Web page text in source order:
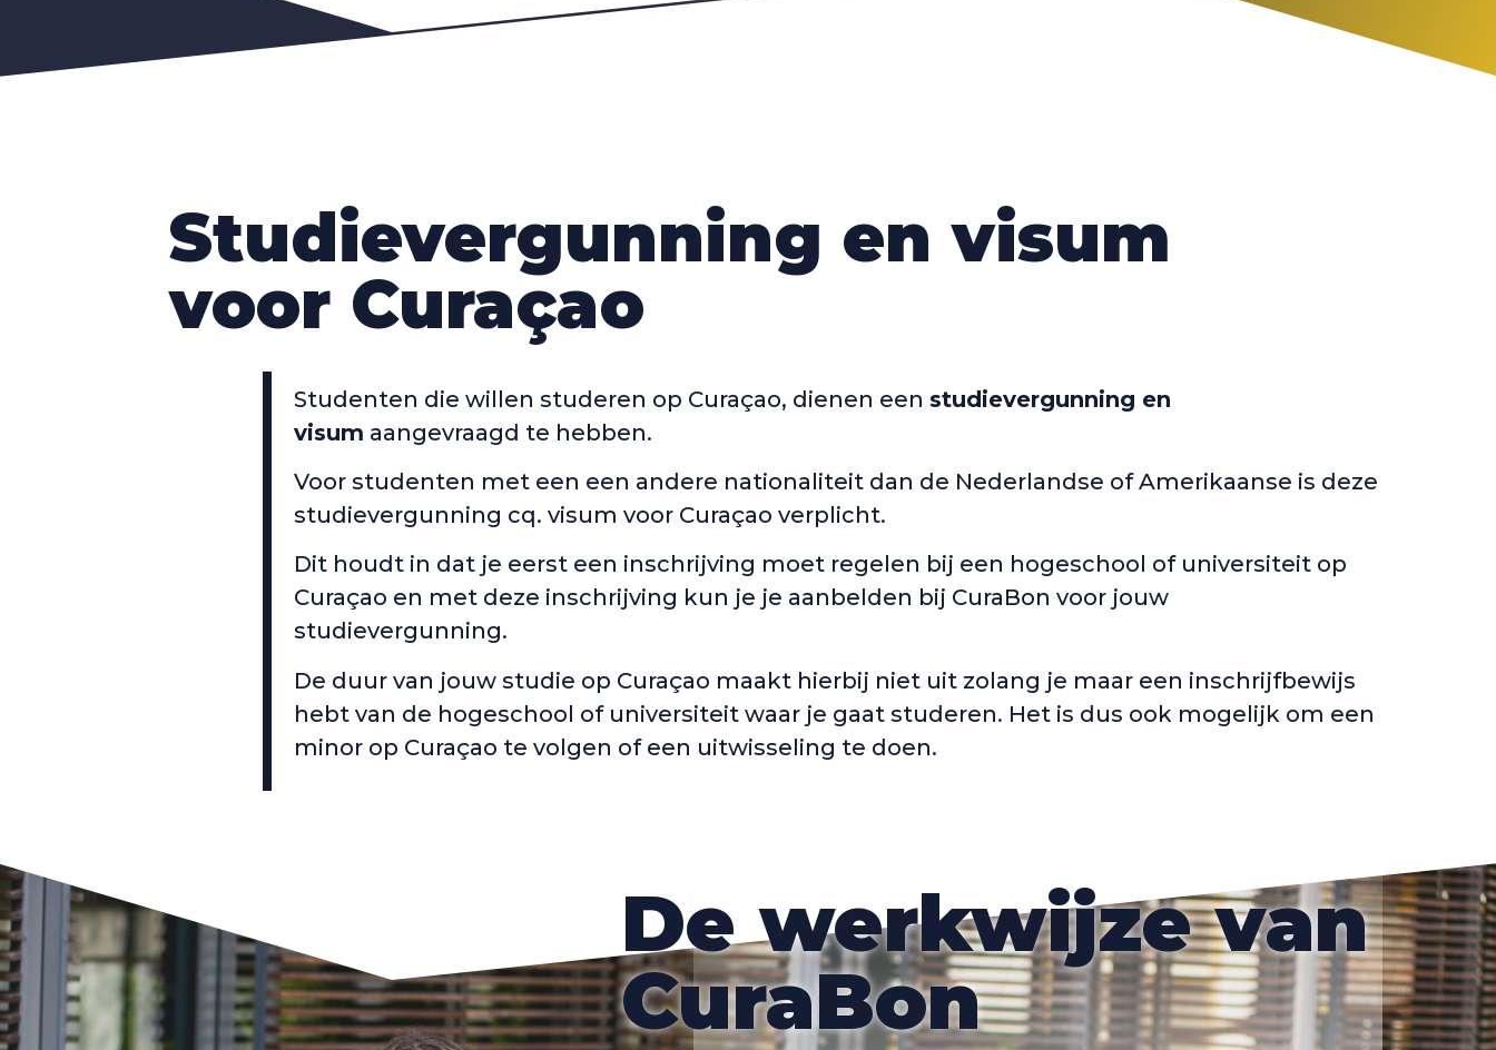
Studievergunning en visum
voor Curaçao
Studenten die willen studeren op Curaçao, dienen een studievergunning en
visum aangevraagd te hebben.
Voor studenten met een een andere nationaliteit dan de Nederlandse of Amerikaanse is deze
studievergunning cq. visum voor Curaçao verplicht.
Dit houdt in dat je eerst een inschrijving moet regelen bij een hogeschool of universiteit op
Curaçao en met deze inschrijving kun je je aanbelden bij CuraBon voor jouw
studievergunning.
De duur van jouw studie op Curaçao maakt hierbij niet uit zolang je maar een inschrijfbewijs
hebt van de hogeschool of universiteit waar je gaat studeren. Het is dus ook mogelijk om een
minor op Curaçao te volgen of een uitwisseling te doen.
De werkwijze van
CuraBon